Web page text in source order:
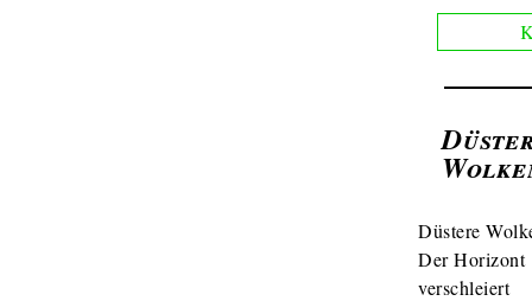
Düstere
Der Horizont
verschleiert